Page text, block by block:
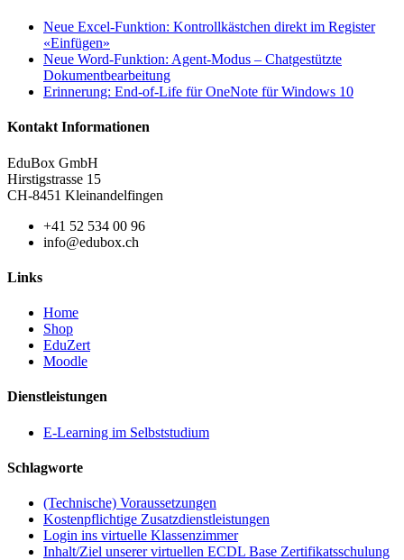
Neue Excel‑Funktion: Kontrollkästchen direkt im Register
«Einfügen»
Neue Word-Funktion: Agent‑Modus – Chatgestützte
Dokumentbearbeitung
Erinnerung: End-of-Life für OneNote für Windows 10
Kontakt Informationen
EduBox GmbH
Hirstigstrasse 15
CH-8451 Kleinandelfingen
+41 52 534 00 96
info@edubox.ch
Links
Home
Shop
EduZert
Moodle
Dienstleistungen
E-Learning im Selbststudium
Schlagworte
(Technische) Voraussetzungen
Kostenpflichtige Zusatzdienstleistungen
Login ins virtuelle Klassenzimmer
Inhalt/Ziel unserer virtuellen ECDL Base Zertifikatsschulung